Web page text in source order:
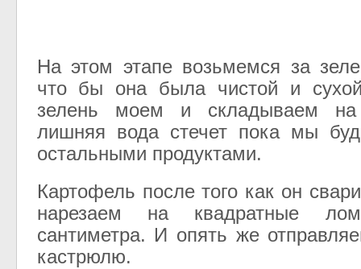
На этом этапе возьмемся за
что бы она была чистой и
зелень моем и складываем на
лишняя вода стечет пока мы
остальными продуктами.
Картофель после того как он
нарезаем на квадратные
сантиметра. И опять же
кастрюлю.